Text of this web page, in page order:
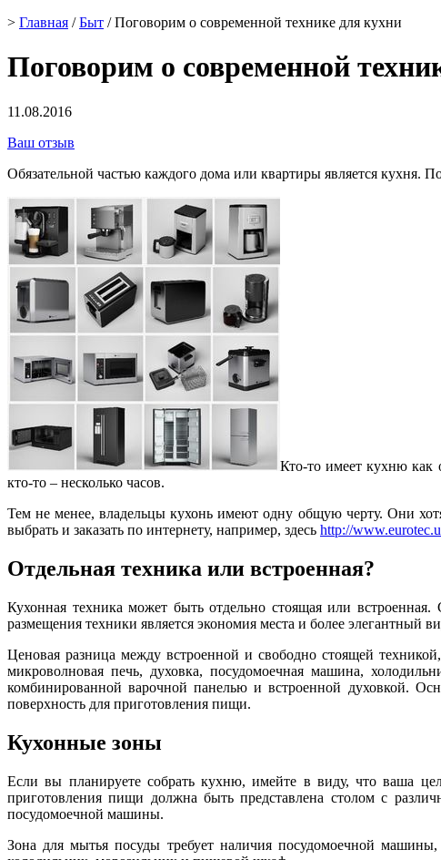
> Главная /Быт / Поговорим о современной технике для кухни
Поговорим о современной
11.08.2016
Ваш отзыв
Обязательной частью каждого дома или квартиры является кухня.
Кто-то имеет кухню как
кто-то – несколько часов.
Тем не менее, владельцы кухонь имеют одну общую черту. Они
выбрать и заказать по интернету, например, здесь http://
Отдельная техника или встроенная?
Кухонная техника может быть отдельно стоящая или
размещения техники является экономия места и более элегантный
Ценовая разница между встроенной и свободно стоящей
микроволновая печь, духовка, посудомоечная машина,
комбинированной варочной панелью и встроенной духовкой.
поверхность для приготовления пищи.
Кухонные зоны
Если вы планируете собрать кухню, имейте в виду, что ваша
приготовления пищи должна быть представлена столом с
посудомоечной машины.
Зона для мытья посуды требует наличия посудомоечной